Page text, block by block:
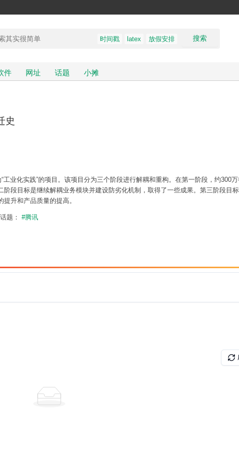
搜索
时间戳 latex 放假安排
件 网址 话题 小摊
史
业化实践”的项目。该项目分为三个阶段进行解耦和重构。在第一阶段，约300
段目标是继续解耦业务模块并建设防劣化机制，取得了一些成果。第三阶段目
升和产品质量的提高。
题： #腾讯